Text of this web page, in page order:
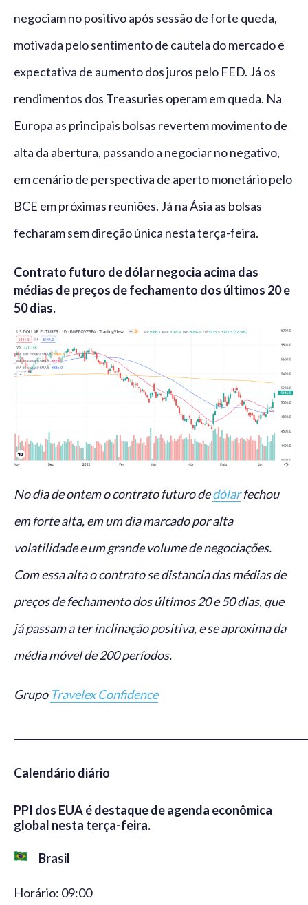
negociam no positivo após sessão de forte queda,
motivada pelo sentimento de cautela do mercado e
expectativa de aumento dos juros pelo FED. Já os
rendimentos dos Treasuries operam em queda. Na
Europa as principais bolsas revertem movimento de
alta da abertura, passando a negociar no negativo,
em cenário de perspectiva de aperto monetário pelo
BCE em próximas reuniões. Já na Ásia as bolsas
fecharam sem direção única nesta terça-feira.
Contrato futuro de dólar negocia acima das
médias de preços de fechamento dos últimos 20 e
50 dias.
No dia de ontem o contrato futuro dedólarfechou
em forte alta, em um dia marcado por alta
volatilidade e um grande volume de negociações.
Com essa alta o contrato se distancia das médias de
preços de fechamento dos últimos 20 e 50 dias, que
já passam a ter inclinação positiva, e se aproxima da
média móvel de 200 períodos.
Grupo Travelex Confidence
Calendário diário
PPI dos EUA é destaque de agenda econômica
global nesta terça-feira.
Brasil
Horário: 09:00